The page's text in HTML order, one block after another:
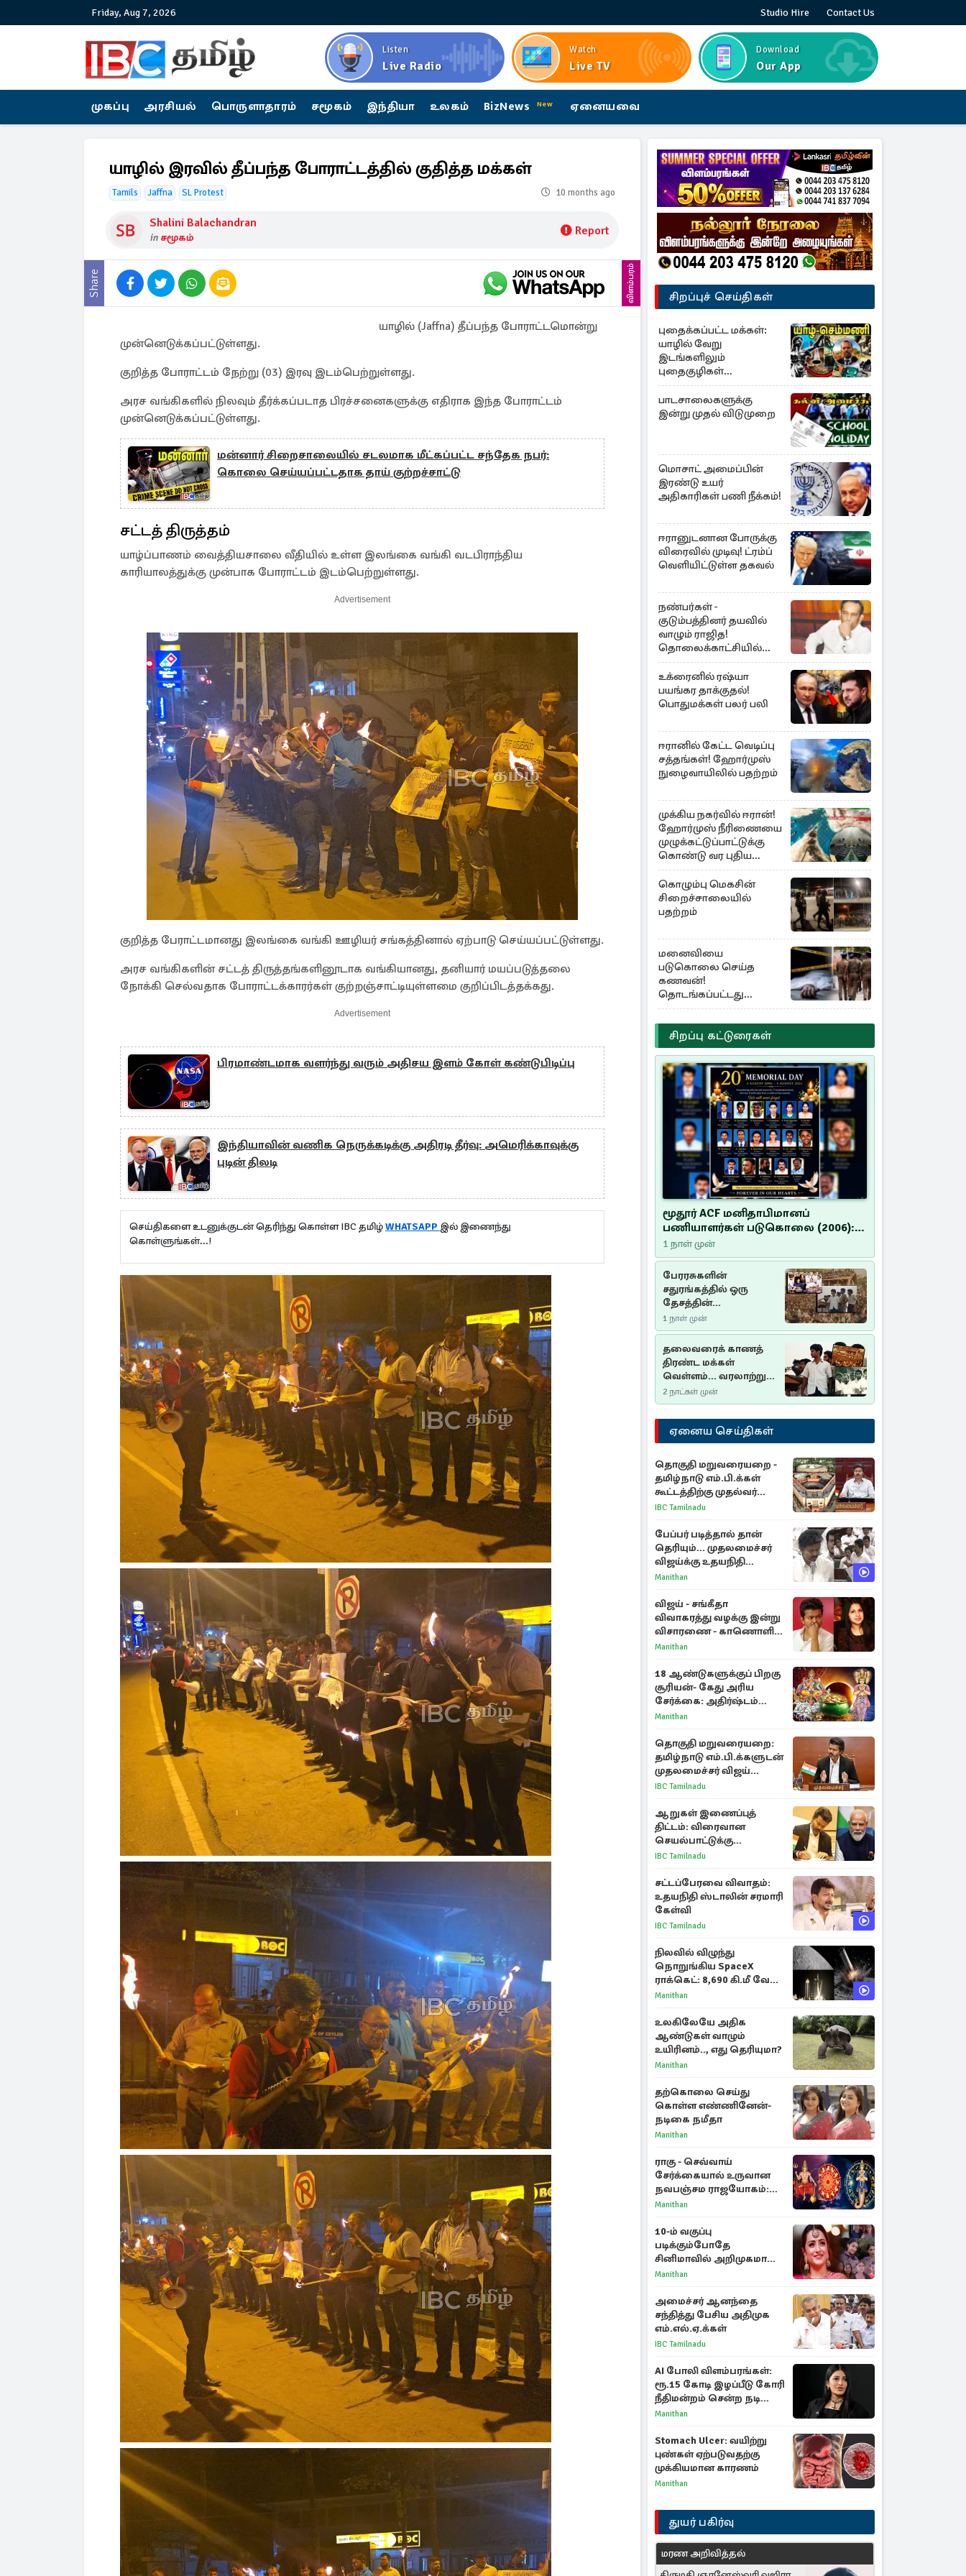
Friday, Aug 7, 2026 Studio Hire Contact Us
Listen
Live Radio
Watch
Live TV
Download
Our App
முகப்பு அரசியல் பொருளாதாரம் சமூகம் இந்தியா உலகம் BizNews New ஏனையவை
யாழில் இரவில் தீப்பந்த போராட்டத்தில் குதித்த மக்கள்
Tamils Jaffna SL Protest 10 months ago
Shalini Balachandran
in சமூகம் Report
Share விளம்பரம்
யாழில் (Jaffna) தீப்பந்த போராட்டமொன்று
முன்னெடுக்கப்பட்டுள்ளது.
குறித்த போராட்டம் நேற்று (03) இரவு இடம்பெற்றுள்ளது.
அரச வங்கிகளில் நிலவும் தீர்க்கப்படாத பிரச்சனைகளுக்கு எதிராக இந்த போராட்டம்
முன்னெடுக்கப்பட்டுள்ளது.
மன்னார் சிறைசாலையில் சடலமாக மீட்கப்பட்ட சந்தேக நபர்:
கொலை செய்யப்பட்டதாக தாய் குற்றச்சாட்டு
சட்டத் திருத்தம்
யாழ்ப்பாணம் வைத்தியசாலை வீதியில் உள்ள இலங்கை வங்கி வடபிராந்திய
காரியாலத்துக்கு முன்பாக போராட்டம் இடம்பெற்றுள்ளது.
Advertisement
குறித்த பேராட்டமானது இலங்கை வங்கி ஊழியர் சங்கத்தினால் ஏற்பாடு செய்யப்பட்டுள்ளது.
அரச வங்கிகளின் சட்டத் திருத்தங்களினூடாக வங்கியானது, தனியார் மயப்படுத்தலை
நோக்கி செல்வதாக போராட்டக்காரர்கள் குற்றஞ்சாட்டியுள்ளமை குறிப்பிடத்தக்கது.
Advertisement
பிரமாண்டமாக வளர்ந்து வரும் அதிசய இளம் கோள் கண்டுபிடிப்பு
இந்தியாவின் வணிக நெருக்கடிக்கு அதிரடி தீர்வு: அமெரிக்காவுக்கு
புடின் திலடி
செய்திகளை உடனுக்குடன் தெரிந்து கொள்ள IBC தமிழ்WHATSAPP இல் இணைந்து
கொள்ளுங்கள்...!
சிறப்புச் செய்திகள்
புதைக்கப்பட்ட மக்கள்:
யாழில் வேறு
இடங்களிலும்
புதைகுழிகள்
இருக்கலாம்..!
எழுமாற்றாக அகழ்வு
பாடசாலைகளுக்கு
இன்று முதல் விடுமுறை
மொசாட் அமைப்பின்
இரண்டு உயர்
அதிகாரிகள் பணி நீக்கம்!
ஈரானுடனான போருக்கு
விரைவில் முடிவு! ட்ரம்ப்
வெளியிட்டுள்ள தகவல்
நண்பர்கள் -
குடும்பத்தினர் தயவில்
வாழும் ராஜித!
தொலைக்காட்சியில்
குமுறல்
உக்ரைனில் ரஷ்யா
பயங்கர தாக்குதல்!
பொதுமக்கள் பலர் பலி
ஈரானில் கேட்ட வெடிப்பு
சத்தங்கள்! ஹோர்முஸ்
நுழைவாயிலில் பதற்றம்
முக்கிய நகர்வில் ஈரான்!
ஹோர்முஸ் நீரிணையை
முழுக்கட்டுப்பாட்டுக்கு
கொண்டு வர புதிய
சட்டமூலம்
கொழும்பு மெகசின்
சிறைச்சாலையில்
பதற்றம்
மனைவியை
படுகொலை செய்த
கணவன்!
தொடங்கப்பட்டது
விசாரணை
சிறப்பு கட்டுரைகள்
மூதூர் ACF மனிதாபிமானப்
பணியாளர்கள் படுகொலை (2006):
20 ஆண்டுகளாகியும் நீதி
மறுக்கப்பட்ட மனிதாபிமானப்
பேரவலம்
1 நாள் முன்
பேரரசுகளின்
சதுரங்கத்தில் ஒரு
தேசத்தின்
தீர்க்கதரிசனம் :
சுதுமலை பிரகடனம்
ஒரு வரலாற்றுப் பாடம்
1 நாள் முன்
தலைவரைக் காணத்
திரண்ட மக்கள்
வெள்ளம்... வரலாற்றுச்
சிறப்புமிக்க சுதுமலைப்
பிரகடனம்…
2 நாட்கள் முன்
ஏனைய செய்திகள்
தொகுதி மறுவரையறை -
தமிழ்நாடு எம்.பி.க்கள்
கூட்டத்திற்கு முதல்வர்
விஜய் அழைப்பு
IBC Tamilnadu
பேப்பர் படித்தால் தான்
தெரியும்... முதலமைச்சர்
விஜய்க்கு உதயநிதி
ஸ்டாலின் பதிலடி
Manithan
விஜய் - சங்கீதா
விவாகரத்து வழக்கு இன்று
விசாரணை - காணொளி
மூலம் ஆஜராக வாய்ப்பு
Manithan
18 ஆண்டுகளுக்குப் பிறகு
சூரியன்- கேது அரிய
சேர்க்கை: அதிர்ஷ்டம்
பெறும் 3 ராசிகள்!
Manithan
தொகுதி மறுவரையறை:
தமிழ்நாடு எம்.பி.க்களுடன்
முதலமைச்சர் விஜய்
ஆலோசனை
IBC Tamilnadu
ஆறுகள் இணைப்புத்
திட்டம்: விரைவான
செயல்பாட்டுக்கு
பிரதமருக்கு முதலமைச்சர்
IBC Tamilnadu
சட்டப்பேரவை விவாதம்:
உதயநிதி ஸ்டாலின் சரமாரி
கேள்வி
IBC Tamilnadu
நிலவில் விழுந்து
நொறுங்கிய SpaceX
ராக்கெட்: 8,690 கி.மீ வேக
மோதலால் உருவான புதிய
Manithan
உலகிலேயே அதிக
ஆண்டுகள் வாழும்
உயிரினம்.., எது தெரியுமா?
Manithan
தற்கொலை செய்து
கொள்ள எண்ணினேன்-
நடிகை நமீதா
Manithan
ராகு - செவ்வாய்
சேர்க்கையால் உருவான
நவபஞ்சம ராஜயோகம்:
அதிர்ஷ்டம் பெறும் 3
Manithan
10-ம் வகுப்பு
படிக்கும்போதே
சினிமாவில் அறிமுகமான
த்ரிஷா! உண்மையை
காந்தி
Manithan
அமைச்சர் ஆனந்தை
சந்தித்து பேசிய அதிமுக
எம்.எல்.ஏ.க்கள்
IBC Tamilnadu
AI போலி விளம்பரங்கள்:
ரூ.15 கோடி இழப்பீடு கோரி
நீதிமன்றம் சென்ற நடிகை
ஸ்ருதி ஹாசன்!
Manithan
Stomach Ulcer: வயிற்று
புண்கள் ஏற்படுவதற்கு
முக்கியமான காரணம்
Manithan
துயர் பகிர்வு
மரண அறிவித்தல்